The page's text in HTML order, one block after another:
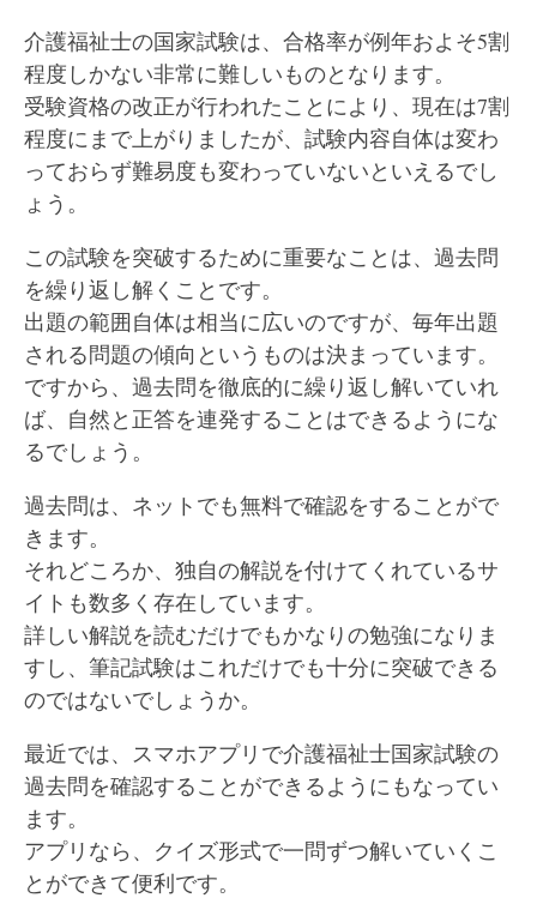
介護福祉士の国家試験は、合格率が例年およそ5割
程度しかない非常に難しいものとなります。
受験資格の改正が行われたことにより、現在は7割
程度にまで上がりましたが、試験内容自体は変わ
っておらず難易度も変わっていないといえるでし
ょう。
この試験を突破するために重要なことは、過去問
を繰り返し解くことです。
出題の範囲自体は相当に広いのですが、毎年出題
される問題の傾向というものは決まっています。
ですから、過去問を徹底的に繰り返し解いていれ
ば、自然と正答を連発することはできるようにな
るでしょう。
過去問は、ネットでも無料で確認をすることがで
きます。
それどころか、独自の解説を付けてくれているサ
イトも数多く存在しています。
詳しい解説を読むだけでもかなりの勉強になりま
すし、筆記試験はこれだけでも十分に突破できる
のではないでしょうか。
最近では、スマホアプリで介護福祉士国家試験の
過去問を確認することができるようにもなってい
ます。
アプリなら、クイズ形式で一問ずつ解いていくこ
とができて便利です。